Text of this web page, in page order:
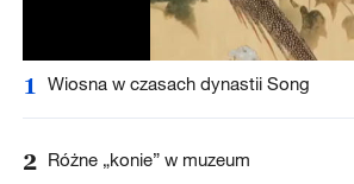
1 Wiosna w czasach dynastii Song
2 Różne „konie” w muzeum